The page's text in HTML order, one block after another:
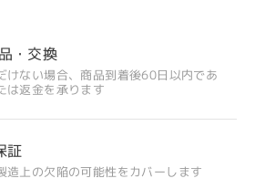
のデザイン
・交換
けない場合、商品到着後60日以内であ
は返金を承ります
証
造上の欠陥の可能性をカバーします